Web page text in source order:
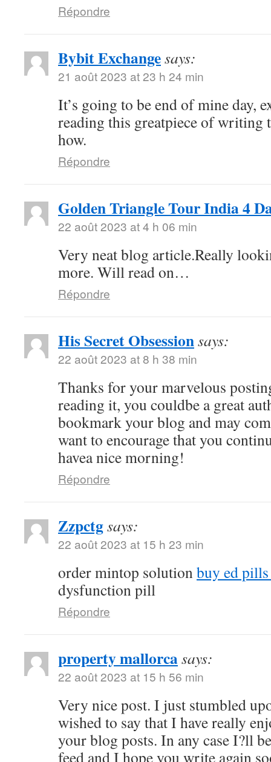
Répondre
Bybit Exchangesays:
21 août 2023 at 23 h 24 min
It’s going to be end of mine day,
reading this greatpiece of writing
how.
Répondre
Golden Triangle Tour India 4
22 août 2023 at 4 h 06 min
Very neat blog article.Really
more. Will read on…
Répondre
His Secret Obsessionsays:
22 août 2023 at 8 h 38 min
Thanks for your marvelous
reading it, you couldbe a great
bookmark your blog and may
want to encourage that you
havea nice morning!
Répondre
Zzpctgsays:
22 août 2023 at 15 h 23 min
order mintop solutionbuy ed pills
dysfunction pill
Répondre
property mallorcasays:
22 août 2023 at 15 h 56 min
Very nice post. I just stumbled
wished to say that I have really
your blog posts. In any case I?ll
feed and I hope you write again